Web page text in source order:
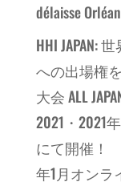
délaisse
HHI JAPAN:
への出場権
大会 ALL
2021・2021
にて開催！
年1月オンラ